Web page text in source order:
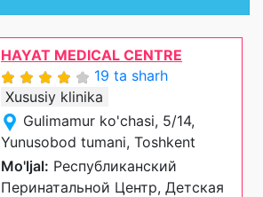
HAYAT MEDICAL CENTRE
19 ta sharh
Xususiy klinika
Gulimamur ko'chasi, 5/14,
Yunusobod tumani, Toshkent
Mo'ljal: Республиканский
Перинатальной Центр, Детская